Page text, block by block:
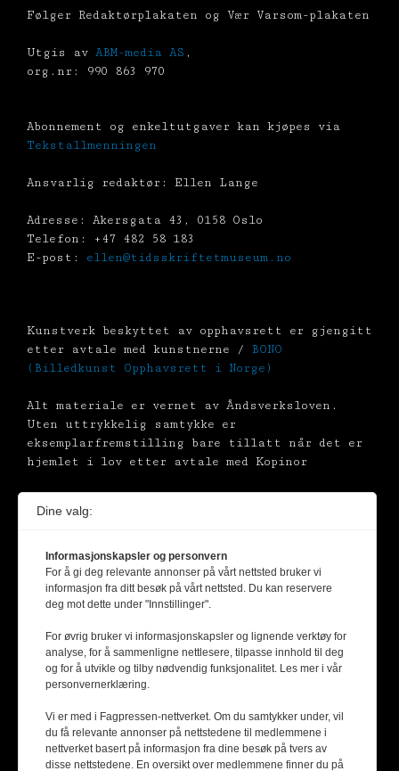
Følger Redaktørplakaten og Vær Varsom-plakaten
Utgis av ABM-media AS ,
org.nr: 990 863 970
Abonnement og enkeltutgaver kan kjøpes via
Tekstallmenningen
Ansvarlig redaktør: Ellen Lange
Adresse: Akersgata 43, 0158 Oslo
Telefon: +47 482 58 183
E-post: ellen@tidsskriftetmuseum.no
Kunstverk beskyttet av opphavsrett er gjengitt
etter avtale med kunstnerne / BONO
(Billedkunst Opphavsrett i Norge)
Alt materiale er vernet av Åndsverksloven.
Uten uttrykkelig samtykke er
eksemplarfremstilling bare tillatt når det er
hjemlet i lov etter avtale med Kopinor
Dine valg:
Informasjonskapsler og personvern
For å gi deg relevante annonser på vårt nettsted bruker vi
informasjon fra ditt besøk på vårt nettsted. Du kan reservere
deg mot dette under "Innstillinger".
For øvrig bruker vi informasjonskapsler og lignende verktøy for
analyse, for å sammenligne nettlesere, tilpasse innhold til deg
og for å utvikle og tilby nødvendig funksjonalitet. Les mer i vår
personvernerklæring.
Vi er med i Fagpressen-nettverket. Om du samtykker under, vil
du få relevante annonser på nettstedene til medlemmene i
nettverket basert på informasjon fra dine besøk på tvers av
disse nettstedene. En oversikt over medlemmene finner du på